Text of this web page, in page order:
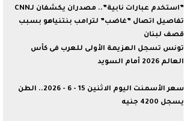
”استخدم عبارات نابية”.. مصدران يكشفان لـCNN
تفاصيل اتصال ”غاضب” لترامب بنتنياهو بسبب
قصف لبنان
تونس تسجل الهزيمة الأولى للعرب فى كأس
العالم 2026 أمام السويد
سعر الأسمنت اليوم الاثنين 15 - 6 - 2026.. الطن
يسجل 4200 جنيه